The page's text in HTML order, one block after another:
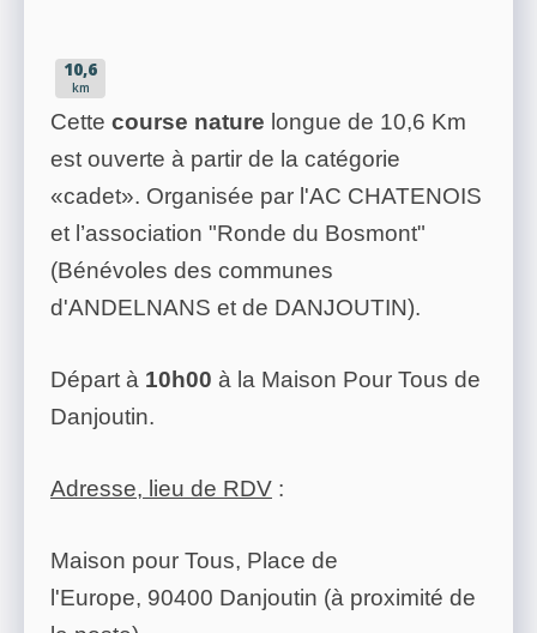
10,6
km
Cette course nature longue de 10,6 Km
est ouverte à partir de la catégorie
«cadet». Organisée par l'AC CHATENOIS
et l’association "Ronde du Bosmont"
(Bénévoles des communes
d'ANDELNANS et de DANJOUTIN).
Départ à 10h00 à la Maison Pour Tous de
Danjoutin.
Adresse, lieu de RDV :
Maison pour Tous, Place de
l'Europe, 90400 Danjoutin (à proximité de